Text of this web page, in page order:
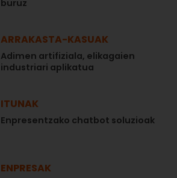
buruz
ARRAKASTA-KASUAK
Adimen artifiziala, elikagaien
industriari aplikatua
ITUNAK
Enpresentzako chatbot soluzioak
ENPRESAK